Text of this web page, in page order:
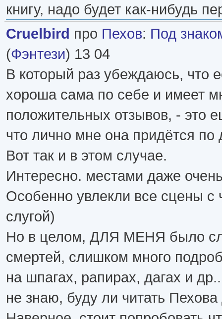
книгу, надо будет как-нибудь
Cruelbird про Пехов: Под
(Фэнтези) 13 04
В который раз убеждаюсь, что
хороша сама по себе и имеет
положительных отзывов, - это
что лично мне она придётся по
Вот так и в этом случае.
Интересно. местами даже
Особенно увлекли все сцены с
слугой)
Но в целом, ДЛЯ МЕНЯ было
смертей, слишком много
на шпагах, рапирах, дагах и др..
не знаю, буду ли читать